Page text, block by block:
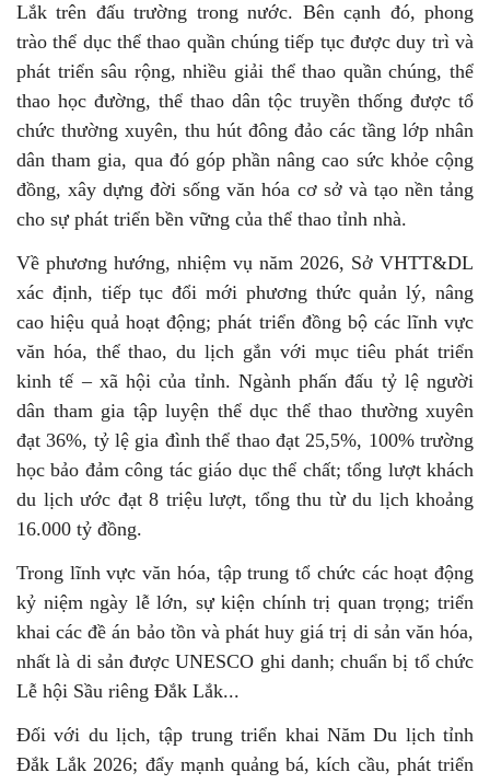
Lắk trên đấu trường trong nước. Bên cạnh đó, phong
trào thể dục thể thao quần chúng tiếp tục được duy trì và
phát triển sâu rộng, nhiều giải thể thao quần chúng, thể
thao học đường, thể thao dân tộc truyền thống được tổ
chức thường xuyên, thu hút đông đảo các tầng lớp nhân
dân tham gia, qua đó góp phần nâng cao sức khỏe cộng
đồng, xây dựng đời sống văn hóa cơ sở và tạo nền tảng
cho sự phát triển bền vững của thể thao tỉnh nhà.
Về phương hướng, nhiệm vụ năm 2026, Sở VHTT&DL
xác định, tiếp tục đổi mới phương thức quản lý, nâng
cao hiệu quả hoạt động; phát triển đồng bộ các lĩnh vực
văn hóa, thể thao, du lịch gắn với mục tiêu phát triển
kinh tế – xã hội của tỉnh. Ngành phấn đấu tỷ lệ người
dân tham gia tập luyện thể dục thể thao thường xuyên
đạt 36%, tỷ lệ gia đình thể thao đạt 25,5%, 100% trường
học bảo đảm công tác giáo dục thể chất; tổng lượt khách
du lịch ước đạt 8 triệu lượt, tổng thu từ du lịch khoảng
16.000 tỷ đồng.
Trong lĩnh vực văn hóa, tập trung tổ chức các hoạt động
kỷ niệm ngày lễ lớn, sự kiện chính trị quan trọng; triển
khai các đề án bảo tồn và phát huy giá trị di sản văn hóa,
nhất là di sản được UNESCO ghi danh; chuẩn bị tổ chức
Lễ hội Sầu riêng Đắk Lắk...
Đối với du lịch, tập trung triển khai Năm Du lịch tỉnh
Đắk Lắk 2026; đẩy mạnh quảng bá, kích cầu, phát triển